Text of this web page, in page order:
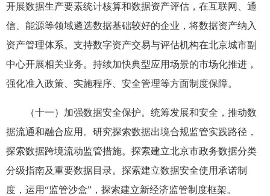
开展数据生产要素统计核算和数据资产评估，在互联网、通
信、能源等领域遴选数据基础较好的企业，将数据资产纳入
资产管理体系。支持数字资产交易与评估机构在北京城市副
中心开展相关业务。持续加快典型应用场景的市场化推进，
强化准入政策、实施程序、安全管理等方面制度保障。
（十一）加强数据安全保护。统筹发展和安全，推动数
据流通和融合应用。研究探索数据出境合规监管实践路径，
探索数据跨境流动监管措施。探索建立北京市政务数据分类
分级指南及重要数据目录。探索建立数据安全使用承诺制
度，运用“监管沙盒”，探索建立新经济监管制度框架。